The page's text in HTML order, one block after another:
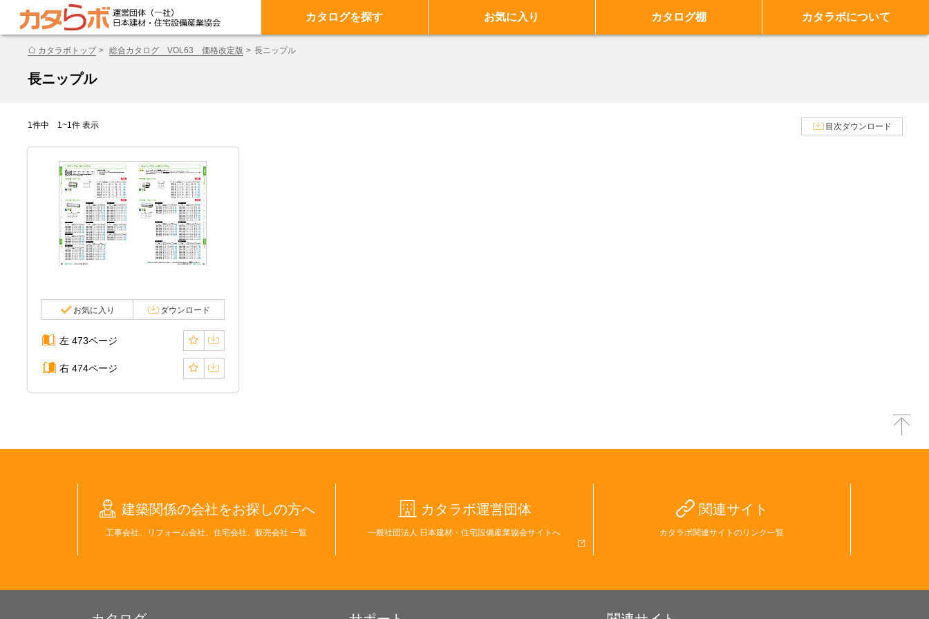
カタログを探す お気に入り カタログ棚 カタラボについて
カタラボトップ 総合カタログ VOL63 価格改定版 長ニップル
長ニップル
1件中 1~1件 表示 目次ダウンロード
お気に入り ダウンロード
左 473ページ
右 474ページ
建築関係の会社をお探しの方へ
工事会社、リフォーム会社、住宅会社、販売会社 一覧
カタラボ運営団体
一般社団法人 日本建材・住宅設備産業協会サイトへ
関連サイト
カタラボ関連サイトのリンク一覧